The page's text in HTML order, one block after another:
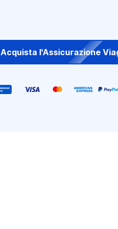
Acquista l'Assicurazione